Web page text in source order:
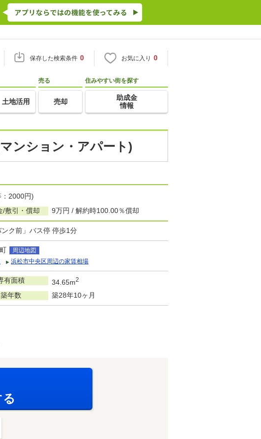
保存した検索条件 0 お気に入り 0
土地活用
売る
売却
住みやすい街を探す
助成金
情報
ンション・アパート)
2000円)
/敷引・償却 9万円 / 解約時100.00％償却
ク前」バス停 停歩1分
周辺地図
浜松市中央区周辺の家賃相場
有面積 34.65m2
築年数 築28年10ヶ月